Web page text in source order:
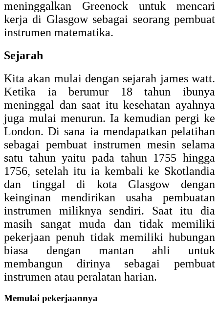
meninggalkan Greenock untuk mencari
kerja di Glasgow sebagai seorang pembuat
instrumen matematika.
Sejarah
Kita akan mulai dengan sejarah james watt.
Ketika ia berumur 18 tahun ibunya
meninggal dan saat itu kesehatan ayahnya
juga mulai menurun. Ia kemudian pergi ke
London. Di sana ia mendapatkan pelatihan
sebagai pembuat instrumen mesin selama
satu tahun yaitu pada tahun 1755 hingga
1756, setelah itu ia kembali ke Skotlandia
dan tinggal di kota Glasgow dengan
keinginan mendirikan usaha pembuatan
instrumen miliknya sendiri. Saat itu dia
masih sangat muda dan tidak memiliki
pekerjaan penuh tidak memiliki hubungan
biasa dengan mantan ahli untuk
membangun dirinya sebagai pembuat
instrumen atau peralatan harian.
Memulai pekerjaannya